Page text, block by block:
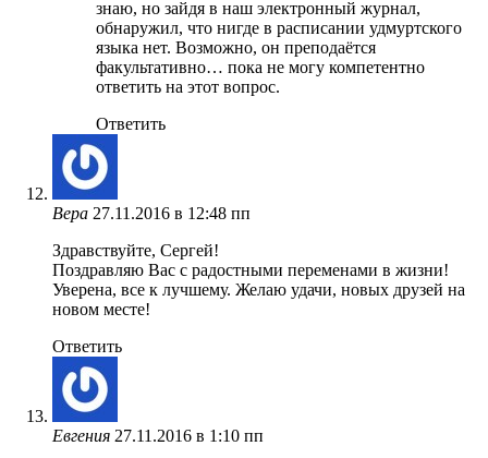
знаю, но зайдя в наш электронный журнал,
обнаружил, что нигде в расписании удмуртского
языка нет. Возможно, он преподаётся
факультативно… пока не могу компетентно
ответить на этот вопрос.
Ответить
Вера 27.11.2016 в 12:48 пп
Здравствуйте, Сергей!
Поздравляю Вас с радостными переменами в жизни!
Уверена, все к лучшему. Желаю удачи, новых друзей на
новом месте!
Ответить
Евгения 27.11.2016 в 1:10 пп